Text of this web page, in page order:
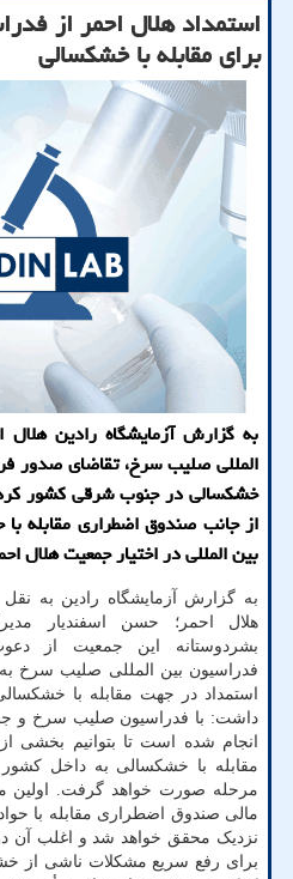
استمداد هلال احمر از
برای مقابله با خشکسالی
به گزارش آزمایشگاه رادین هلال
المللی صلیب سرخ، تقاضای صدور
خشکسالی در جنوب شرقی کشور کرد
از جانب صندوق اضطراری مقابله
بین المللی در اختیار جمعیت هلال
به گزارش آزمایشگاه رادین به
هلال احمر؛ حسن اسفندیار
بشردوستانه این جمعیت از
فدراسیون بین المللی صلیب سرخ
استمداد در جهت مقابله با
داشت: با فدراسیون صلیب سرخ و
انجام شده است تا بتوانیم بخشی
مقابله با خشکسالی به داخل کشور
مرحله صورت خواهد گرفت. اولین
مالی صندوق اضطراری مقابله با
نزدیک محقق خواهد شد و اغلب
برای رفع سریع مشکلات ناشی از